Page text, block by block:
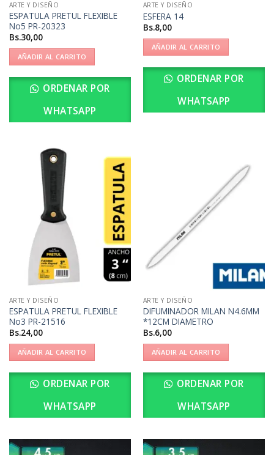
ARTE Y DISEÑO
ESPATULA PRETUL FLEXIBLE
No5 PR-20323
Bs.30,00
AÑADIR AL CARRITO
ORDENAR POR
WHATSAPP
ARTE Y DISEÑO
ESFERA 14
Bs.8,00
AÑADIR AL CARRITO
ORDENAR POR
WHATSAPP
ARTE Y DISEÑO
ESPATULA PRETUL FLEXIBLE
No3 PR-21516
Bs.24,00
AÑADIR AL CARRITO
ORDENAR POR
WHATSAPP
ARTE Y DISEÑO
DIFUMINADOR MILAN N4.6MM
*12CM DIAMETRO
Bs.6,00
AÑADIR AL CARRITO
ORDENAR POR
WHATSAPP